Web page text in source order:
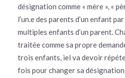
désignation comme « mère », «
l’un.e des parents d’un enfant
multiples enfants d’un parent.
traitée comme sa propre
trois enfants, iel va devoir
fois pour changer sa